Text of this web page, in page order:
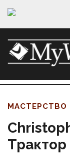
МАСТЕРСТВО